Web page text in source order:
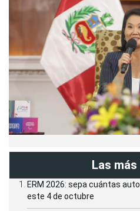
Las
ERM 2026: sepa cuántas
este 4 de octubre